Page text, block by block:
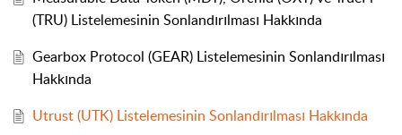
(TRU) Listelemesinin Sonlandırılması Hakkında
Gearbox Protocol (GEAR) Listelemesinin Sonlandırılması
Hakkında
Utrust (UTK) Listelemesinin Sonlandırılması Hakkında